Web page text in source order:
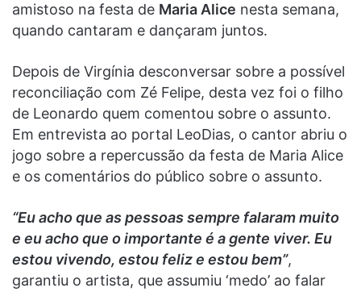
amistoso na festa de Maria Alice nesta semana,
quando cantaram e dançaram juntos.
Depois de Virgínia desconversar sobre a possível
reconciliação com Zé Felipe, desta vez foi o filho
de Leonardo quem comentou sobre o assunto.
Em entrevista ao portal LeoDias, o cantor abriu o
jogo sobre a repercussão da festa de Maria Alice
e os comentários do público sobre o assunto.
“Eu acho que as pessoas sempre falaram muito
e eu acho que o importante é a gente viver. Eu
estou vivendo, estou feliz e estou bem”,
garantiu o artista, que assumiu ‘medo’ ao falar